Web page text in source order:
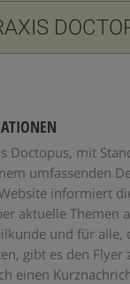
Doctopus, mit
umfassenden
informiert
aktuelle Themen
und für alle,
gibt es den Flyer
einen